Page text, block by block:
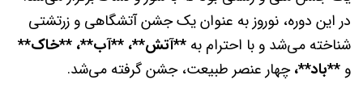
در این دوره، نوروز به عنوان یک جشن آتشگاهی و زرتشتی
شناخته می‌شد و با احترام به **آتش**، **آب**، **خاک**
و **باد**،چهار عنصر طبیعت، جشن گرفته می‌شد.